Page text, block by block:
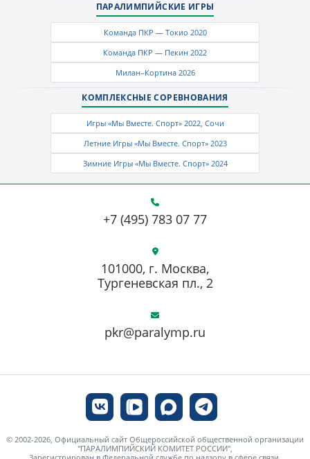
ПАРАЛИМПИЙСКИЕ ИГРЫ
Команда ПКР — Токио 2020
Команда ПКР — Пекин 2022
Милан–Кортина 2026
КОМПЛЕКСНЫЕ СОРЕВНОВАНИЯ
Игры «Мы Вместе. Спорт» 2022, Сочи
Летние Игры «Мы Вместе. Спорт» 2023
Зимние Игры «Мы Вместе. Спорт» 2024
+7 (495) 783 07 77
pkr@paralymp.ru
101000, г. Москва,
Тургеневская пл., 2
© 2002-2026, Официальный сайт Общероссийской общественной организации
"ПАРАЛИМПИЙСКИЙ КОМИТЕТ РОССИИ",